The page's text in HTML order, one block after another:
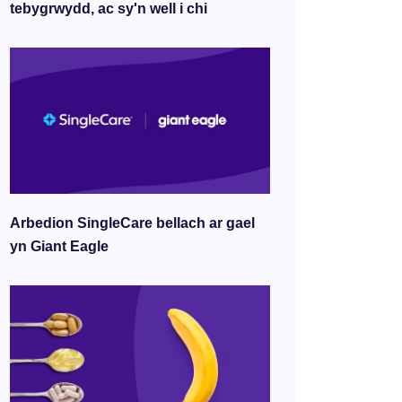
tebygrwydd, ac sy'n well i chi
Arbedion SingleCare bellach ar gael
yn Giant Eagle